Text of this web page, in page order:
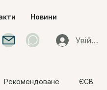
Новини
Увійти
Рекомендоване ЄСВ